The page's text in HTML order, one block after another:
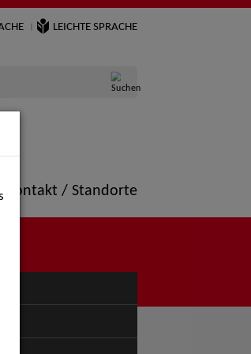
LEICHTE SPRACHE
Kontakt / Standorte